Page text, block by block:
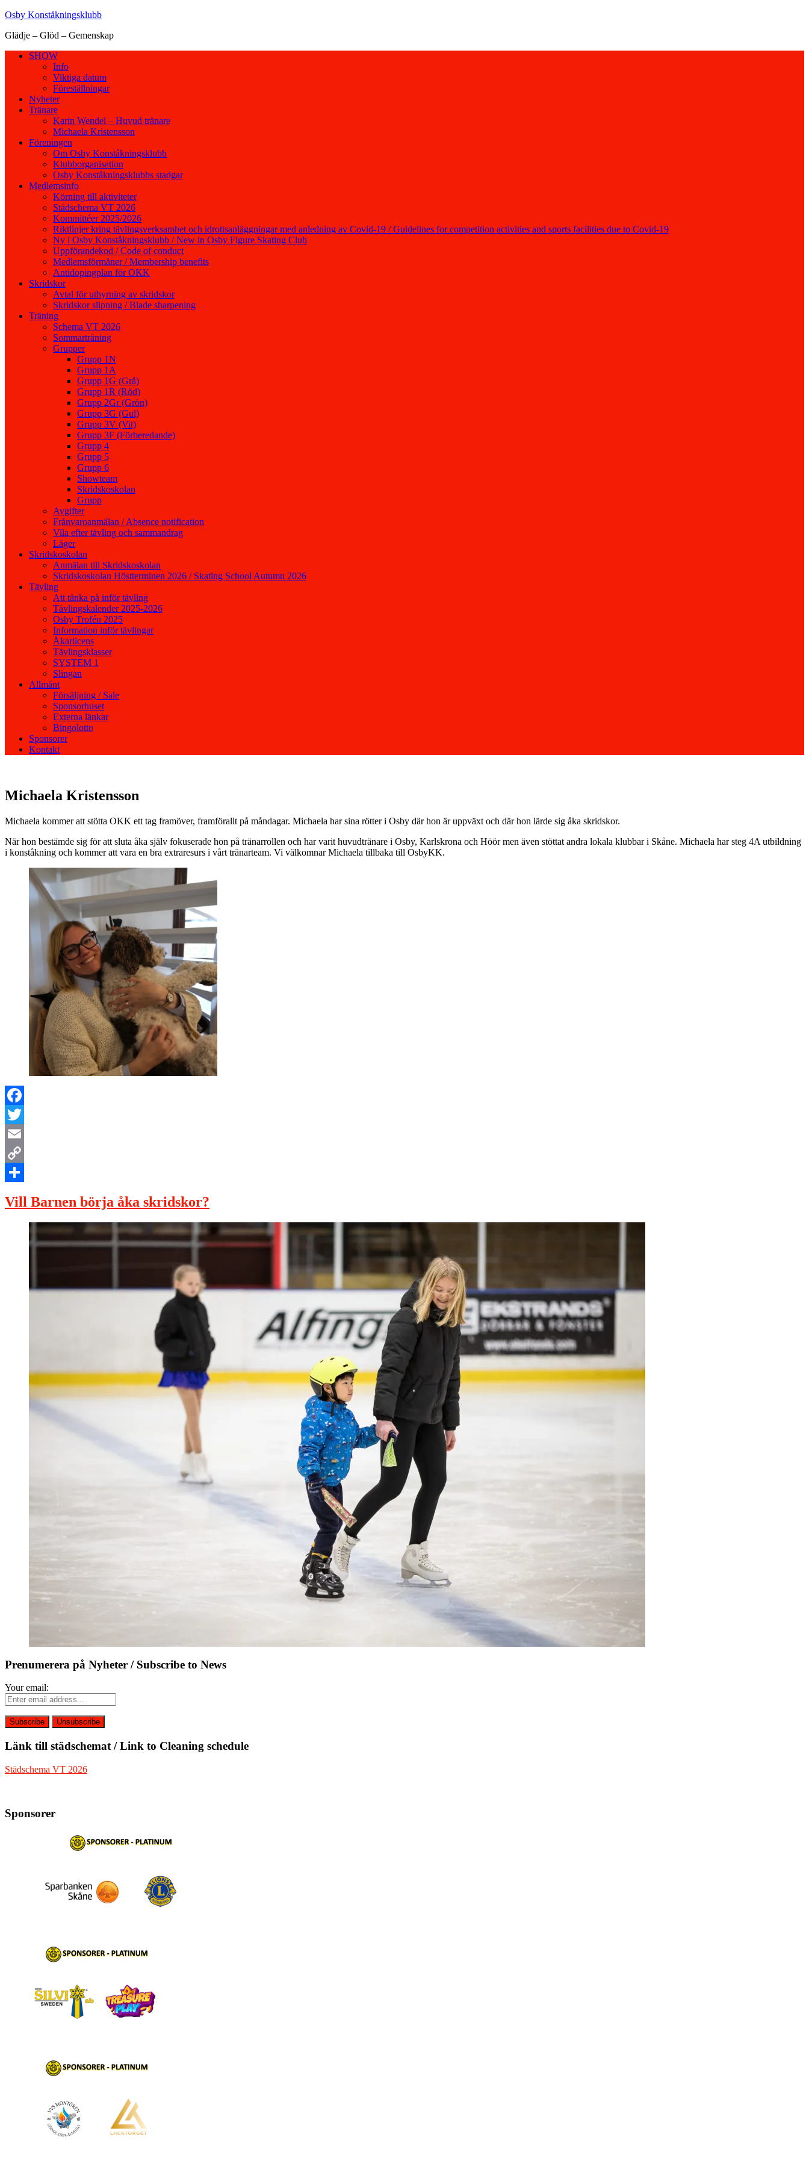
Hoppa
innehåll
Osby Konståkningsklubb
Glädje – Glöd – Gemenskap
SHOW
Info
Viktiga datum
Föreställningar
Nyheter
Tränare
Karin Wendel – Huvud tränare
Michaela Kristensson
Föreningen
Om Osby Konståkningsklubb
Klubborganisation
Osby Konståkningsklubbs stadgar
Medlemsinfo
Körning till aktiviteter
Städschema VT 2026
Kommittéer 2025/2026
Riktlinjer kring tävlingsverksamhet och idrottsanläggningar med anledning av Covid-19 / Guidelines for competition activities and sports facilities due to Covid-19
Ny i Osby Konståkningsklubb / New in Osby Figure Skating Club
Uppförandekod / Code of conduct
Medlemsförmåner / Membership benefits
Antidopingplan för OKK
Skridskor
Avtal för uthyrning av skridskor
Skridskor slipning / Blade sharpening
Träning
Schema VT 2026
Sommarträning
Grupper
Grupp 1N
Grupp 1A
Grupp 1G (Grå)
Grupp 1R (Röd)
Grupp 2Gr (Grön)
Grupp 3G (Gul)
Grupp 3V (Vit)
Grupp 3F (Förberedande)
Grupp 4
Grupp 5
Grupp 6
Showteam
Skridskoskolan
Grupp
Avgifter
Frånvaroanmälan / Absence notification
Vila efter tävling och sammandrag
Läger
Skridskoskolan
Anmälan till Skridskoskolan
Skridskoskolan Höstterminen 2026 / Skating School Autumn 2026
Tävling
Att tänka på inför tävling
Tävlingskalender 2025-2026
Osby Trofén 2025
Information inför tävlingar
Åkarlicens
Tävlingsklasser
SYSTEM 1
Slingan
Allmänt
Försäljning / Sale
Sponsorhuset
Externa länkar
Bingolotto
Sponsorer
Kontakt
Michaela Kristensson
Michaela kommer att stötta OKK ett tag framöver, framförallt på måndagar. Michaela har sina rötter i Osby där hon är uppväxt och där hon lärde sig åka skridskor.
När hon bestämde sig för att sluta åka själv fokuserade hon på tränarrollen och har varit huvudtränare i Osby, Karlskrona och Höör men även stöttat andra lokala klubbar i Skåne. Michaela har steg 4A utbildning
i konståkning och kommer att vara en bra extraresurs i vårt tränarteam. Vi välkomnar Michaela tillbaka till OsbyKK.
Facebook
Twitter
Email
Copy
Vill Barnen börja åka skridskor?
Prenumerera på Nyheter / Subscribe to News
Your email:
Länk till städschemat / Link to Cleaning schedule
Städschema VT 2026
Sponsorer